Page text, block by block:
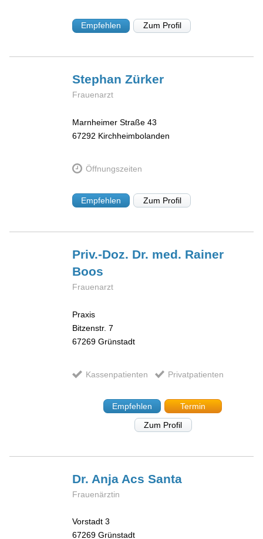
Empfehlen Zum Profil
StephanZürker
Frauenarzt
Marnheimer Straße 43
67292 Kirchheimbolanden
Öffnungszeiten
Empfehlen Zum Profil
Priv.-Doz. Dr. med. Rainer
Boos
Frauenarzt
Praxis
Bitzenstr. 7
67269 Grünstadt
Kassenpatienten Privatpatienten
Empfehlen
Termin
Zum Profil
Dr. Anja Acs Santa
Frauenärztin
Vorstadt 3
67269 Grünstadt